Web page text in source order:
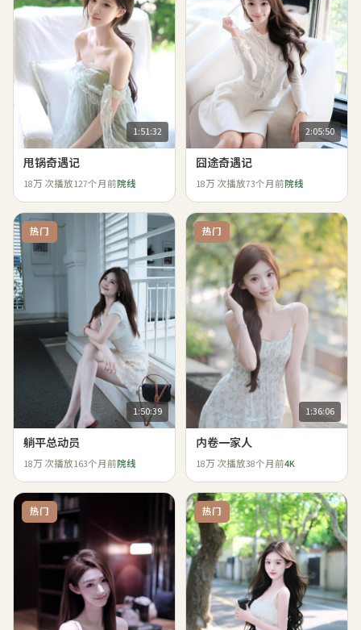
1:51:32
甩锅奇遇记
18万 次播放127个月前院线
2:05:50
囧途奇遇记
18万 次播放73个月前院线
热门
1:50:39
躺平总动员
18万 次播放163个月前院线
热门
1:36:06
内卷一家人
18万 次播放38个月前4K
热门 热门